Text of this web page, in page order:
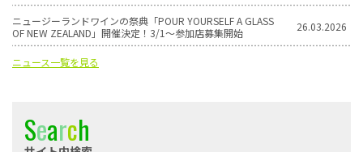
ニュージーランドワインの祭典「POUR YOURSELF A GLASS
OF NEW ZEALAND」開催決定！3/1〜参加店募集開始
26.03.2026
ニュース一覧を見る
Search